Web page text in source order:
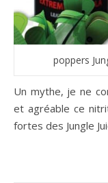
poppers
Un mythe, je ne
et agréable ce
fortes des Jungle